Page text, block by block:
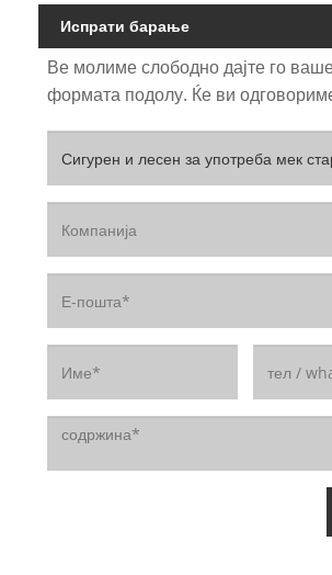
Испрати барање
Ве молиме слободно дајте го
формата подолу. Ќе ви